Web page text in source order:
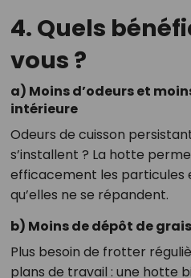
4. Quels
vous ?
a) Moins d’odeurs et
intérieure
Odeurs de cuisson
s’installent ? La hotte
efficacement les particules
qu’elles ne se répandent.
b) Moins de dépôt de
Plus besoin de frotter
plans de travail : une hotte